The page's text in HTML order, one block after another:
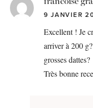
9 JANVIER
Excellent ! Je
arriver à 200
grosses dattes?
Très bonne